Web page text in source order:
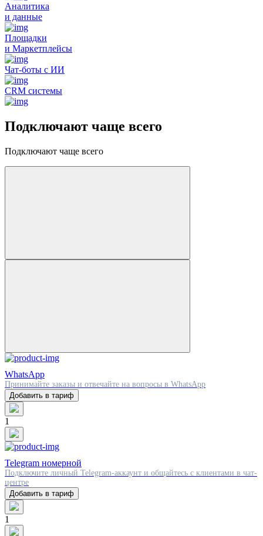
Аналитика
и данные
Площадки
и Маркетплейсы
Чат-боты с ИИ
CRM системы
Подключают чаще всего
Подключают чаще всего
WhatsApp
Принимайте заказы и отвечайте на вопросы в WhatsApp
Добавить в тариф
1
Telegram номерной
Подключите личный Telegram-аккаунт и общайтесь с клиентами в чат-
центре
Добавить в тариф
1